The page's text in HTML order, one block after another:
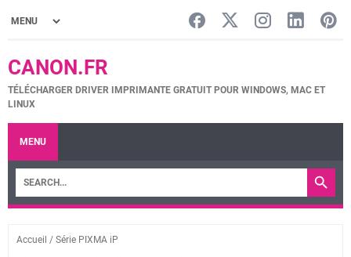
CANON.FR
TÉLÉCHARGER DRIVER IMPRIMANTE GRATUIT POUR WINDOWS, MAC ET
LINUX
MENU
Accueil / Série PIXMA iP